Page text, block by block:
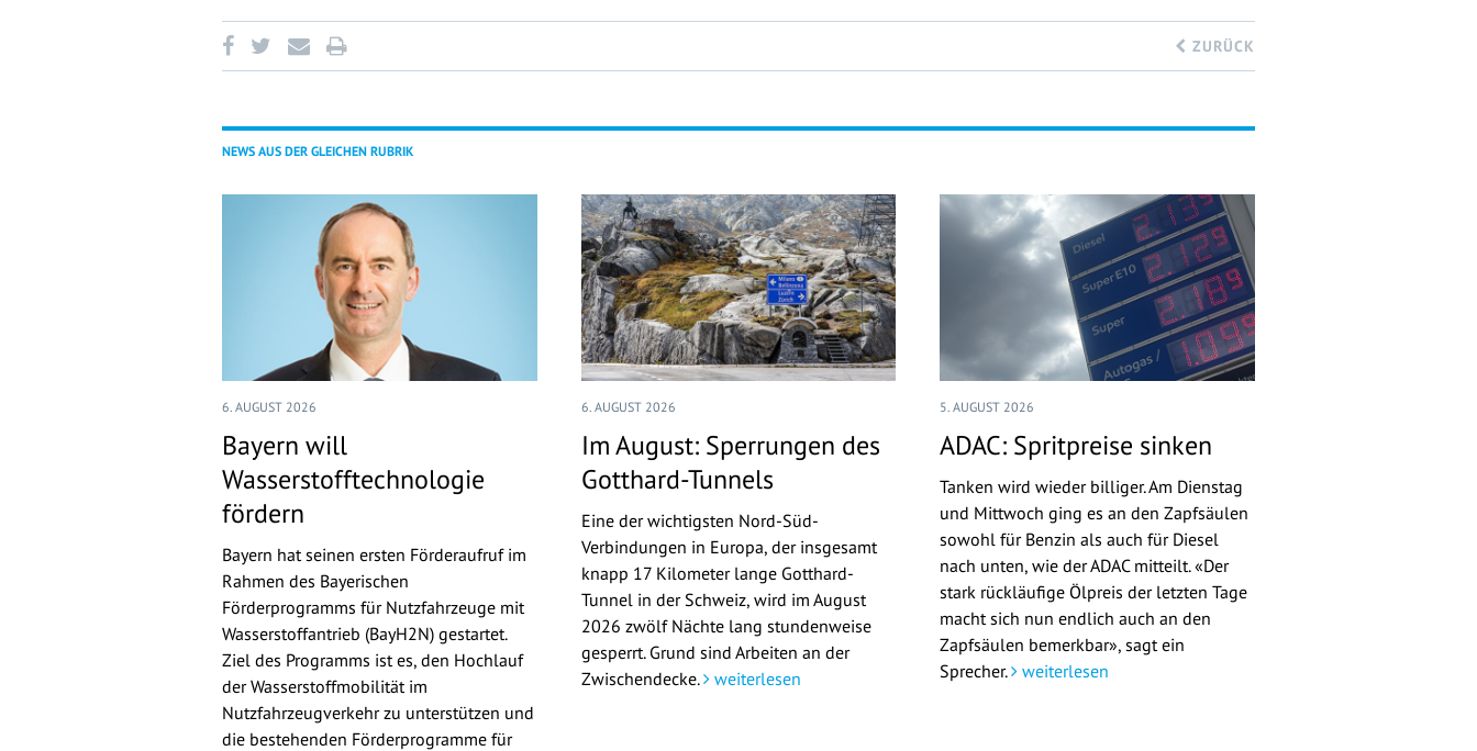
ZURÜCK
NEWS AUS DER GLEICHEN RUBRIK
6. AUGUST 2026
Bayern will
Wasserstofftechnologie
fördern
Bayern hat seinen ersten Förderaufruf im
Rahmen des Bayerischen
Förderprogramms für Nutzfahrzeuge mit
Wasserstoffantrieb (BayH2N) gestartet.
Ziel des Programms ist es, den Hochlauf
der Wasserstoffmobilität im
Nutzfahrzeugverkehr zu unterstützen und
die bestehenden Förderprogramme für
6. AUGUST 2026
Im August: Sperrungen des
Gotthard-Tunnels
Eine der wichtigsten Nord-Süd-
Verbindungen in Europa, der insgesamt
knapp 17 Kilometer lange Gotthard-
Tunnel in der Schweiz, wird im August
2026 zwölf Nächte lang stundenweise
gesperrt. Grund sind Arbeiten an der
Zwischendecke. weiterlesen
5. AUGUST 2026
ADAC: Spritpreise sinken
Tanken wird wieder billiger. Am Dienstag
und Mittwoch ging es an den Zapfsäulen
sowohl für Benzin als auch für Diesel
nach unten, wie der ADAC mitteilt. «Der
stark rückläufige Ölpreis der letzten Tage
macht sich nun endlich auch an den
Zapfsäulen bemerkbar», sagt ein
Sprecher. weiterlesen